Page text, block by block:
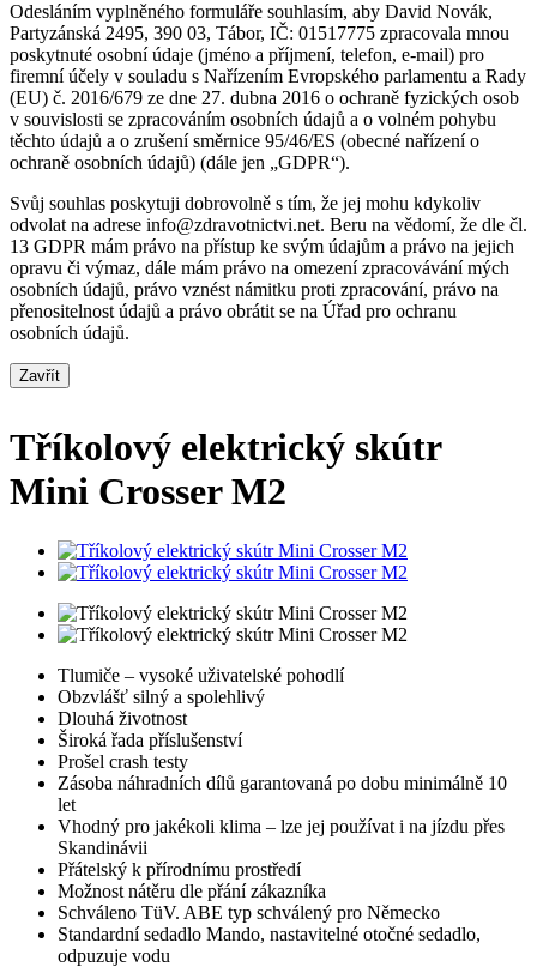
Odesláním vyplněného formuláře souhlasím, aby David Novák,
Partyzánská 2495, 390 03, Tábor, IČ: 01517775 zpracovala mnou
poskytnuté osobní údaje (jméno a příjmení, telefon, e-mail) pro
firemní účely v souladu s Nařízením Evropského parlamentu a Rady
(EU) č. 2016/679 ze dne 27. dubna 2016 o ochraně fyzických osob
v souvislosti se zpracováním osobních údajů a o volném pohybu
těchto údajů a o zrušení směrnice 95/46/ES (obecné nařízení o
ochraně osobních údajů) (dále jen „GDPR“).
Svůj souhlas poskytuji dobrovolně s tím, že jej mohu kdykoliv
odvolat na adrese info@zdravotnictvi.net. Beru na vědomí, že dle čl.
13 GDPR mám právo na přístup ke svým údajům a právo na jejich
opravu či výmaz, dále mám právo na omezení zpracovávání mých
osobních údajů, právo vznést námitku proti zpracování, právo na
přenositelnost údajů a právo obrátit se na Úřad pro ochranu
osobních údajů.
Zavřít
Tříkolový elektrický skútr
Mini Crosser M2
Tlumiče – vysoké uživatelské pohodlí
Obzvlášť silný a spolehlivý
Dlouhá životnost
Široká řada příslušenství
Prošel crash testy
Zásoba náhradních dílů garantovaná po dobu minimálně 10
let
Vhodný pro jakékoli klima – lze jej používat i na jízdu přes
Skandinávii
Přátelský k přírodnímu prostředí
Možnost nátěru dle přání zákazníka
Schváleno TüV. ABE typ schválený pro Německo
Standardní sedadlo Mando, nastavitelné otočné sedadlo,
odpuzuje vodu